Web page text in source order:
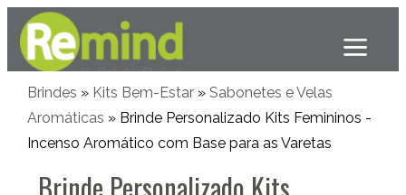
Brindes » Kits Bem-Estar» Sabonetes e Velas
Aromáticas » Brinde Personalizado Kits Femininos -
Incenso Aromático com Base para as Varetas